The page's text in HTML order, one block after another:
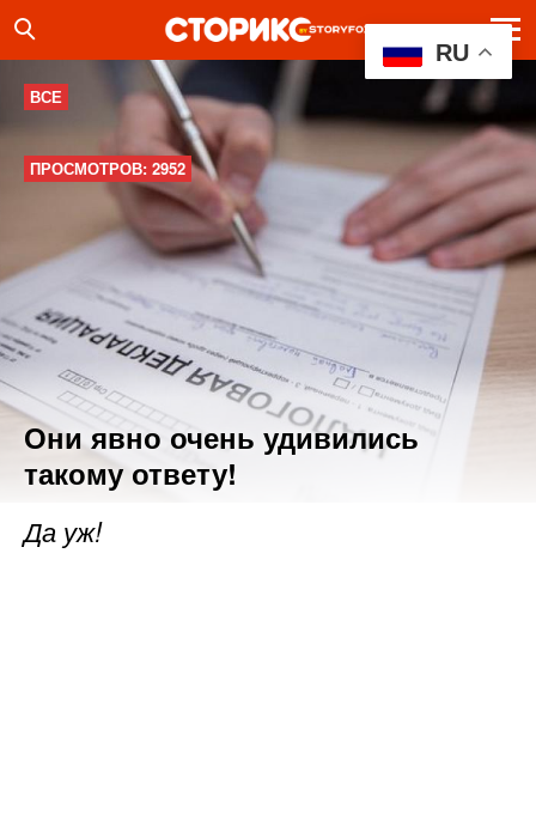
ВСЕ
ПРОСМОТРОВ: 2952
Они явно очень удивились
такому ответу!
Да уж!
RU